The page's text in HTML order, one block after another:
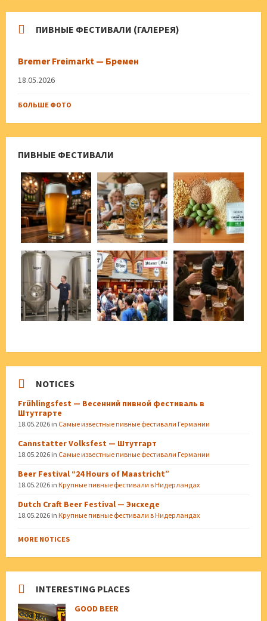
ПИВНЫЕ ФЕСТИВАЛИ (ГАЛЕРЕЯ)
Bremer Freimarkt — Бремен
18.05.2026
БОЛЬШЕ ФОТО
ПИВНЫЕ ФЕСТИВАЛИ
NOTICES
Frühlingsfest — Весенний пивной фестиваль в
Штутгарте
18.05.2026 in Самые известные пивные фестивали Германии
Cannstatter Volksfest — Штутгарт
18.05.2026 in Самые известные пивные фестивали Германии
Beer Festival “24 Hours of Maastricht”
18.05.2026 in Крупные пивные фестивали в Нидерландах
Dutch Craft Beer Festival — Энсхеде
18.05.2026 in Крупные пивные фестивали в Нидерландах
MORE NOTICES
INTERESTING PLACES
GOOD BEER